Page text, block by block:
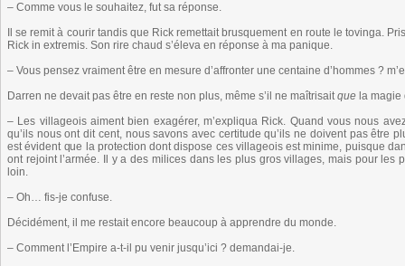
– Comme vous le souhaitez, fut sa réponse.
Il se remit à courir tandis que Rick remettait brusquement en route le tovinga.
Rick in extremis. Son rire chaud s’éleva en réponse à ma panique.
– Vous pensez vraiment être en mesure d’affronter une centaine d’hommes ?
Darren ne devait pas être en reste non plus, même s’il ne maîtrisaitque la magie
– Les villageois aiment bien exagérer, m’expliqua Rick. Quand vous nous
qu’ils nous ont dit cent, nous savons avec certitude qu’ils ne doivent pas être
est évident que la protection dont dispose ces villageois est minime, puisque
ont rejoint l’armée. Il y a des milices dans les plus gros villages, mais pour
loin.
– Oh… fis-je confuse.
Décidément, il me restait encore beaucoup à apprendre du monde.
– Comment l’Empire a-t-il pu venir jusqu’ici ? demandai-je.